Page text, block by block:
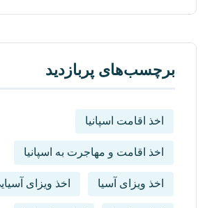
برچسب‌های پربازدید
اخذ اقامت اسپانیا
اخذ اقامت و مهاجرت به اسپانیا
اخذ ویزای آسیا اخذ ویزای آسیایی